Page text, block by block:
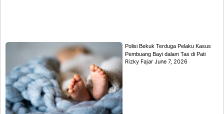
Polisi Bekuk Terduga Pelaku Kasus
Pembuang Bayi dalam Tas di Pati
Rizky FajarJune 7, 2026